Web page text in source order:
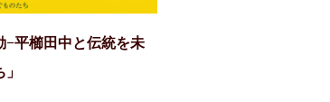
−平櫛田中と伝統を未